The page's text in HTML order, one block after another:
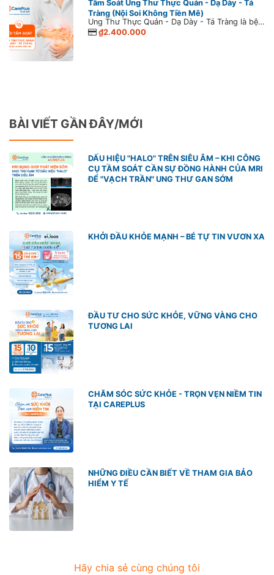
Tầm Soát Ung Thư Thực Quản - Dạ Dày - Tá
Tràng (Nội Soi Không Tiền Mê)
Ung Thư Thực Quản - Dạ Dày - Tá Tràng là bệnh ác tính phổ biến thứ tư trên toàn thế giới. Số người mắc bệnh ngày càng tăng bởi lối sống thiếu lành mạnh và ăn uống thiếu khoa học hiện nay. Bệnh dễ di căn và gây tử vong cao vì triệu chứng ung thư giai đoạn đầu rất mơ hồ và không đặc hiệu. Do đó, nhận biết sớm các dấu hiệu cảnh báo bệnh ung thư thực quản- dạ dày - tá tràng là cơ sở để xây dựng phác đồ điều trị hiệu quả, tăng cơ hội sống khỏe cho người bệnh.
₫2.400.000
BÀI VIẾT GẦN ĐÂY/MỚI
DẤU HIỆU "HALO" TRÊN SIÊU ÂM – KHI CÔNG
CỤ TẦM SOÁT CẦN SỰ ĐỒNG HÀNH CỦA MRI
ĐỂ "VẠCH TRẦN" UNG THƯ GAN SỚM
KHỞI ĐẦU KHỎE MẠNH – BÉ TỰ TIN VƯƠN XA
ĐẦU TƯ CHO SỨC KHỎE, VỮNG VÀNG CHO
TƯƠNG LAI
CHĂM SÓC SỨC KHỎE - TRỌN VẸN NIỀM TIN
TẠI CAREPLUS
NHỮNG ĐIỀU CẦN BIẾT VỀ THAM GIA BẢO
HIỂM Y TẾ
Hãy chia sẻ cùng chúng tôi